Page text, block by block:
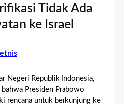
Tidak Ada
ke Israel
Negeri Republik Indonesia,
Presiden Prabowo
rencana untuk berkunjung ke